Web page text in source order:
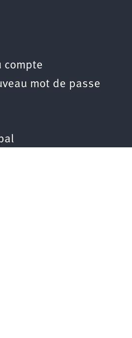
compte
mot de passe